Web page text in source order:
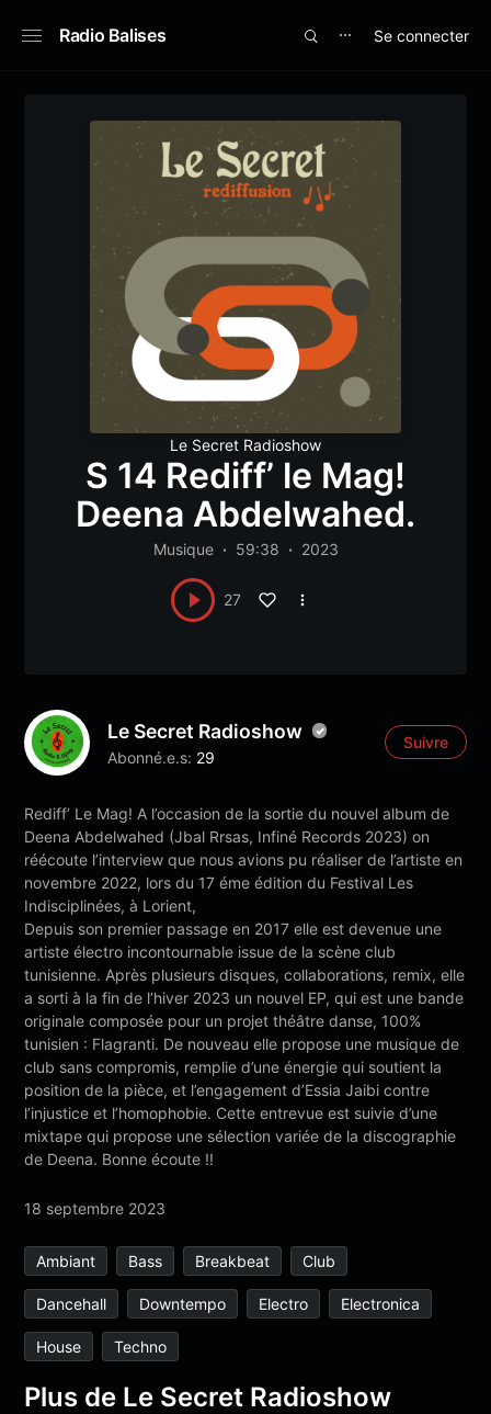
Radio Balises ⋯ Se connecter
Le Secret Radioshow
S 14 Rediff’ le Mag!
Deena Abdelwahed.
Musique 59:38 2023
27
Le Secret Radioshow
Abonné.e.s: 29
Suivre
Rediff’ Le Mag! A l’occasion de la sortie du nouvel album de
Deena Abdelwahed (Jbal Rrsas, Infiné Records 2023) on
réécoute l’interview que nous avions pu réaliser de l’artiste en
novembre 2022, lors du 17 éme édition du Festival Les
Indisciplinées, à Lorient,
Depuis son premier passage en 2017 elle est devenue une
artiste électro incontournable issue de la scène club
tunisienne. Après plusieurs disques, collaborations, remix, elle
a sorti à la fin de l’hiver 2023 un nouvel EP, qui est une bande
originale composée pour un projet théâtre danse, 100%
tunisien : Flagranti. De nouveau elle propose une musique de
club sans compromis, remplie d’une énergie qui soutient la
position de la pièce, et l’engagement d’Essia Jaibi contre
l’injustice et l’homophobie. Cette entrevue est suivie d’une
mixtape qui propose une sélection variée de la discographie
de Deena. Bonne écoute !!
18 septembre 2023
Ambiant Bass Breakbeat Club
Dancehall Downtempo Electro Electronica
House Techno
Plus de Le Secret Radioshow